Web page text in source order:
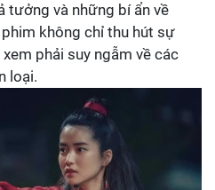
tưởng và những bí ẩn về
không chỉ thu hút sự
phải suy ngẫm về các
loại.